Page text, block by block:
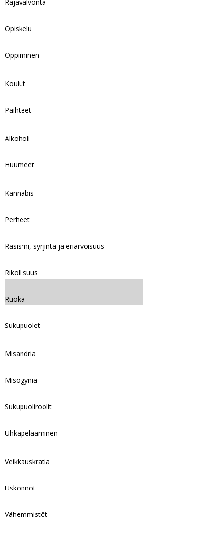
Rajavalvonta
Opiskelu
Oppiminen
Koulut
Päihteet
Alkoholi
Huumeet
Kannabis
Perheet
Rasismi, syrjintä ja eriarvoisuus
Rikollisuus
Ruoka
Sukupuolet
Misandria
Misogynia
Sukupuoliroolit
Uhkapelaaminen
Veikkauskratia
Uskonnot
Vähemmistöt